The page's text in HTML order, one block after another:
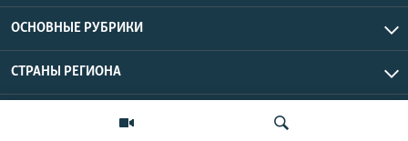
ОСНОВНЫЕ РУБРИКИ
СТРАНЫ РЕГИОНА
Азаттык Азия © 2026 RFE/RL, Inc. | Все права защищены.